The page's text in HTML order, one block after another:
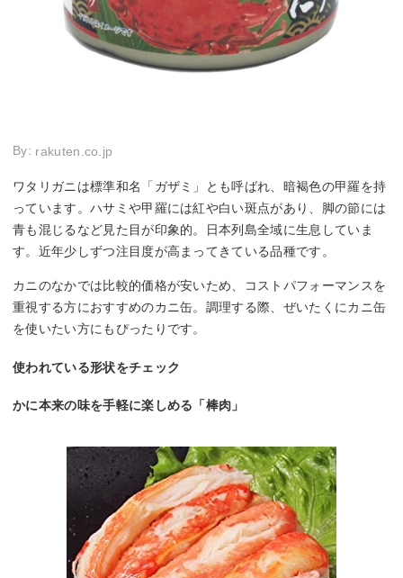
By: rakuten.co.jp
ワタリガニは標準和名「ガザミ」とも呼ばれ、暗褐色の甲羅を持
っています。ハサミや甲羅には紅や白い斑点があり、脚の節には
青も混じるなど見た目が印象的。日本列島全域に生息していま
す。近年少しずつ注目度が高まってきている品種です。
カニのなかでは比較的価格が安いため、コストパフォーマンスを
重視する方におすすめのカニ缶。調理する際、ぜいたくにカニ缶
を使いたい方にもぴったりです。
使われている形状をチェック
かに本来の味を手軽に楽しめる「棒肉」